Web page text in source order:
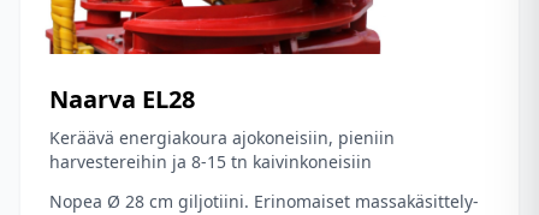
Naarva EL28
Keräävä energiakoura ajokoneisiin, pieniin
harvestereihin ja 8-15 tn kaivinkoneisiin
Nopea Ø 28 cm giljotiini. Erinomaiset massakäsittely-